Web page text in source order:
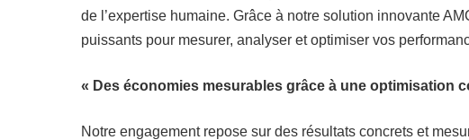
de l’expertise humaine. Grâce à notre solution innovante
puissants pour mesurer, analyser et optimiser vos
« Des économies mesurables grâce à une optimisation
Notre engagement repose sur des résultats concrets et